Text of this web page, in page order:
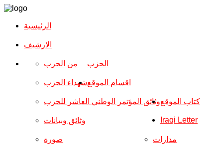
الرئيسية
الارشیف
الحزب من الحزب
شهداء الحزب
وثائق المؤتمر الوطني العاشر للحزب
وثائق وبيانات
اقسام الموقع
صورة مدارات
كتاب الموقع
Iraqi Letter